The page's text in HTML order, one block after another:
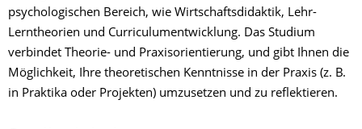
psychologischen Bereich, wie Wirtschaftsdidaktik, Lehr-
Lerntheorien und Curriculumentwicklung. Das Studium
verbindet Theorie- und Praxisorientierung, und gibt Ihnen die
Möglichkeit, Ihre theoretischen Kenntnisse in der Praxis (z. B.
in Praktika oder Projekten) umzusetzen und zu reflektieren.